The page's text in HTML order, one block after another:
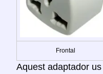
Frontal
Aquest adaptador